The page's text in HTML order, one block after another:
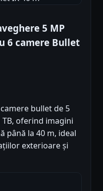
5 MP
6 camere Bullet
bullet de 5
TB, oferind imagini
până la 40 m, ideal
exterioare și